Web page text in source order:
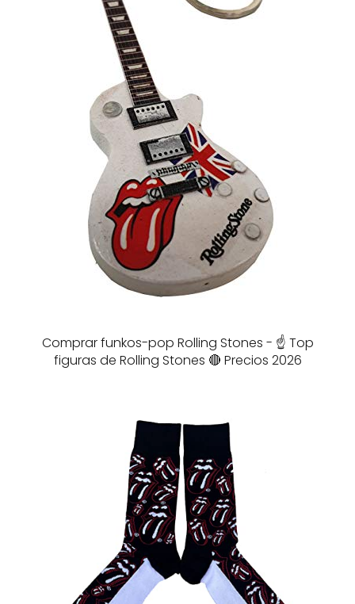
Comprar funkos-pop Rolling Stones - ☝️ Top
figuras de Rolling Stones 🔴 Precios 2026